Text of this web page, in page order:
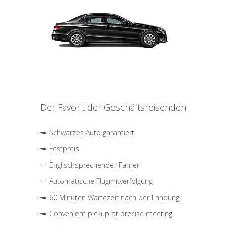
Der Favorit der Geschäftsreisenden
Schwarzes Auto garantiert
Festpreis
Englischsprechender Fahrer
Automatische Flugmitverfolgung
60 Minuten Wartezeit nach der Landung
Convenient pickup at precise meeting